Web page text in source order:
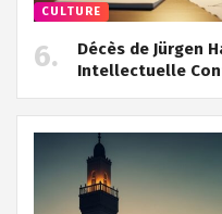
CULTURE
Décès de Jürgen
Intellectuelle